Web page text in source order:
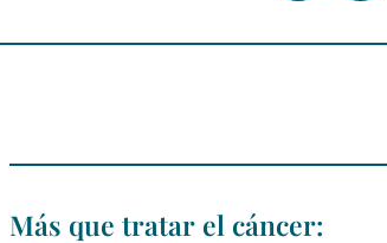
Más que tratar el cáncer: